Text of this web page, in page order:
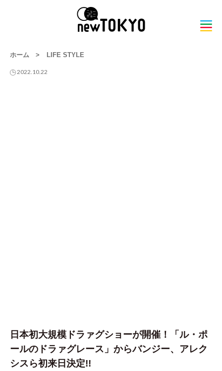
ホーム > LIFE STYLE
2022.10.22
日本初大規模ドラァグショーが開催！「ル・ポ
ールのドラァグレース」からバンジー、アレク
シスら初来日決定!!